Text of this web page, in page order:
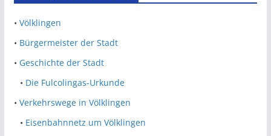
• Völklingen
• Bürgermeister der Stadt
• Geschichte der Stadt
• Die Fulcolingas-Urkunde
• Verkehrswege in Völklingen
• Eisenbahnnetz um Völklingen